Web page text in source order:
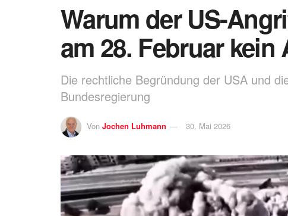
Warum der US-
am 28. Februar kein
Die rechtliche Begründung der USA und
Bundesregierung
Von Jochen Luhmann 30. Mai 2026